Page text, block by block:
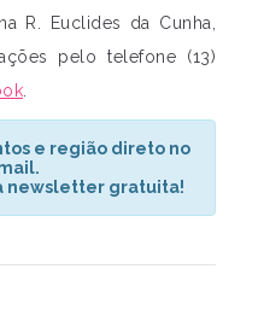
R. Euclides da Cunha,
pelo telefone (13)
e região direto no
newsletter gratuita!